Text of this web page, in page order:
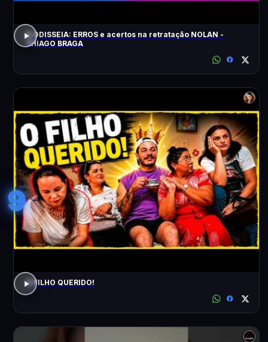
A ODISSEIA: ERROS e acertos na retratação NOLAN -
THIAGO BRAGA
9
O FILHO QUERIDO!